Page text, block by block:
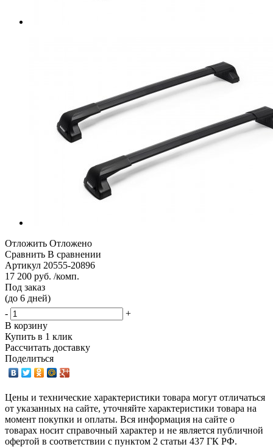
Отложить Отложено
Сравнить В сравнении
Артикул 20555-20896
17 200 руб. /комп.
Под заказ
(до 6 дней)
-
+
В корзину
Купить в 1 клик
Рассчитать доставку
Поделиться
Цены и технические характеристики товара могут отличаться
от указанных на сайте, уточняйте характеристики товара на
момент покупки и оплаты. Вся информация на сайте о
товарах носит справочный характер и не является публичной
офертой в соответствии с пунктом 2 статьи 437 ГК РФ.